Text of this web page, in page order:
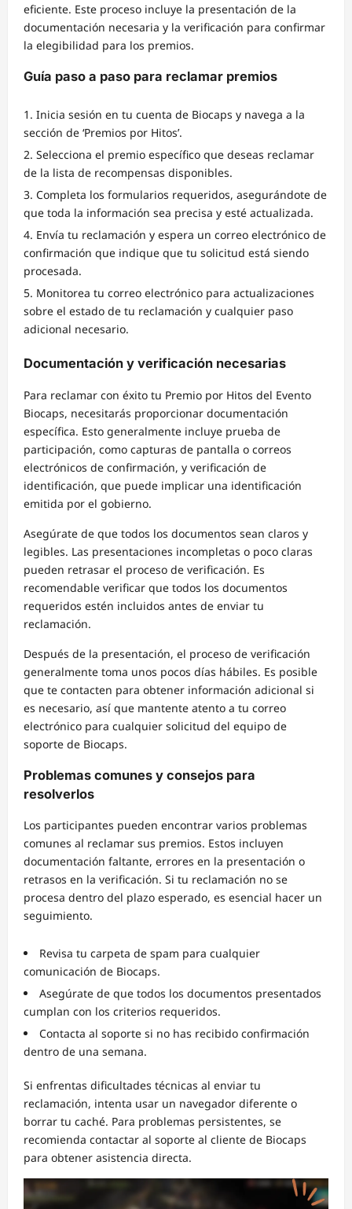
eficiente. Este proceso incluye la presentación de la
documentación necesaria y la verificación para confirmar
la elegibilidad para los premios.
Guía paso a paso para reclamar premios
Inicia sesión en tu cuenta de Biocaps y navega a la
sección de ‘Premios por Hitos’.
Selecciona el premio específico que deseas reclamar
de la lista de recompensas disponibles.
Completa los formularios requeridos, asegurándote de
que toda la información sea precisa y esté actualizada.
Envía tu reclamación y espera un correo electrónico de
confirmación que indique que tu solicitud está siendo
procesada.
Monitorea tu correo electrónico para actualizaciones
sobre el estado de tu reclamación y cualquier paso
adicional necesario.
Documentación y verificación necesarias
Para reclamar con éxito tu Premio por Hitos del Evento
Biocaps, necesitarás proporcionar documentación
específica. Esto generalmente incluye prueba de
participación, como capturas de pantalla o correos
electrónicos de confirmación, y verificación de
identificación, que puede implicar una identificación
emitida por el gobierno.
Asegúrate de que todos los documentos sean claros y
legibles. Las presentaciones incompletas o poco claras
pueden retrasar el proceso de verificación. Es
recomendable verificar que todos los documentos
requeridos estén incluidos antes de enviar tu
reclamación.
Después de la presentación, el proceso de verificación
generalmente toma unos pocos días hábiles. Es posible
que te contacten para obtener información adicional si
es necesario, así que mantente atento a tu correo
electrónico para cualquier solicitud del equipo de
soporte de Biocaps.
Problemas comunes y consejos para
resolverlos
Los participantes pueden encontrar varios problemas
comunes al reclamar sus premios. Estos incluyen
documentación faltante, errores en la presentación o
retrasos en la verificación. Si tu reclamación no se
procesa dentro del plazo esperado, es esencial hacer un
seguimiento.
Revisa tu carpeta de spam para cualquier
comunicación de Biocaps.
Asegúrate de que todos los documentos presentados
cumplan con los criterios requeridos.
Contacta al soporte si no has recibido confirmación
dentro de una semana.
Si enfrentas dificultades técnicas al enviar tu
reclamación, intenta usar un navegador diferente o
borrar tu caché. Para problemas persistentes, se
recomienda contactar al soporte al cliente de Biocaps
para obtener asistencia directa.